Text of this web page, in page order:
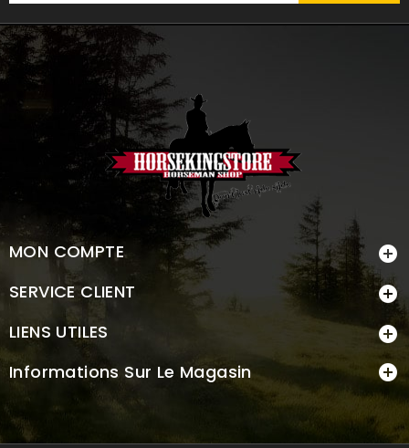
MON COMPTE 
SERVICE CLIENT 
LIENS UTILES 
Informations Sur Le Magasin 